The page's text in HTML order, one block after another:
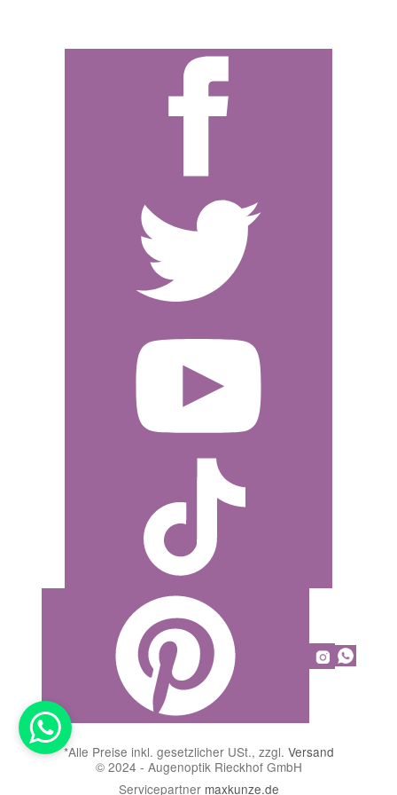
*Alle Preise inkl. gesetzlicher USt., zzgl. Versand
© 2024 - Augenoptik Rieckhof GmbH
Servicepartner maxkunze.de